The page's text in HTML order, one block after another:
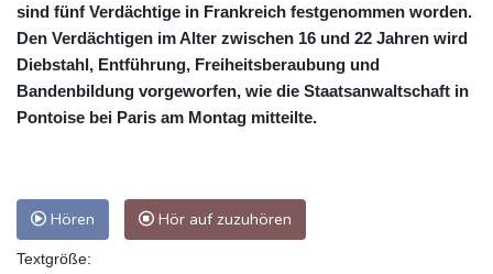
sind fünf Verdächtige in Frankreich festgenommen worden.
Den Verdächtigen im Alter zwischen 16 und 22 Jahren wird
Diebstahl, Entführung, Freiheitsberaubung und
Bandenbildung vorgeworfen, wie die Staatsanwaltschaft in
Pontoise bei Paris am Montag mitteilte.
Hören Hör auf zuzuhören
Textgröße: